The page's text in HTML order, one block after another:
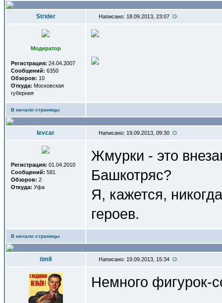
Strider Написано: 18.09.2013, 23:07
Модератор
Регистрация: 24.04.2007
Сообщений: 6350
Обзоров: 10
Откуда: Московская
губерния
В начало страницы
levcar Написано: 19.09.2013, 09:30
Регистрация: 01.04.2010
Сообщений: 581
Обзоров: 2
Откуда: Уфа
Жмурки - это
Башкотряс?
Я, кажется,
героев.
В начало страницы
tim8 Написано: 19.09.2013, 15:34
Немного фигурок-